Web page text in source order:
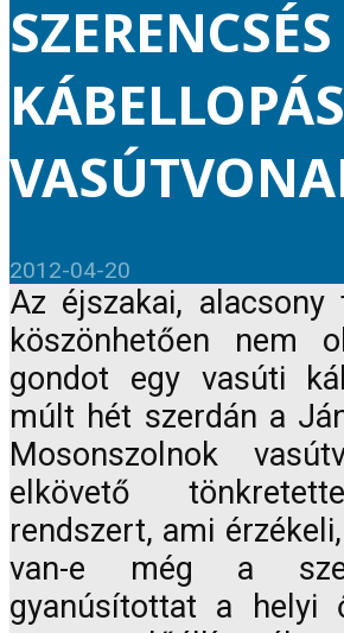
SZERENCSÉS
2012-04-20
Az éjszakai, alacsony
köszönhetően nem
gondot egy vasúti
múlt hét szerdán a
Mosonszolnok
elkövető
rendszert, ami
van-e még a
gyanúsítottat a helyi